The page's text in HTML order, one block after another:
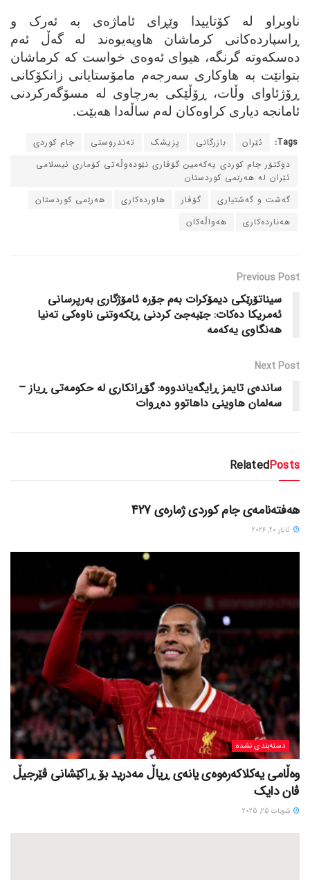
ناوبراو له‌ کۆتاییدا وێڕای ئاماژه‌ی به‌ ئه‌رک و
ڕاسپارده‌کانی کرماشان هاوپه‌یوه‌ند له‌ گه‌ڵ ئه‌م
ده‌سکه‌وته‌ گرنگه‌، هیوای ئه‌وه‌ی خواست که‌ کرماشان
بتوانێت به‌ هاوکاری سه‌رجه‌م مامۆستایانی زانکۆکانی
ڕۆژئاوای وڵات، ڕۆڵێکی به‌رچاوی له‌ مسۆگه‌رکردنی
ئامانجه‌ دیاری کراوه‌کان له‌م ساڵه‌دا هه‌بێت.
Tags: ئێران بازرگانی پزیشک ته‌ندروستی
جام کوردی
دوکتۆر جام کوردی یه‌که‌مین گۆڤاری نێوده‌وڵه‌تی کۆماری ئیسلامی
ئێران له‌ هه‌رێمی کوردستان
گه‌شت و گه‌شتیاری
گۆڤار هاورده‌کاری
هه‌رێمی کوردستان
هه‌نارده‌کاری
هه‌واڵه‌کان
Previous Post
سیناتۆرێکی دیمۆکرات به‌م جۆره‌ ئامۆژگاری به‌رپرسانی
ئه‌مریکا ده‌کات: جێبه‌جێ کردنی ڕێکه‌وتنی ناوه‌کی ته‌نیا
هه‌نگاوی یه‌که‌مه‌
Next Post
سانده‌ی تایمز ڕایگه‌یاندووه‌: گۆڕانکاری له‌ حکومه‌تی ڕیاز –
سه‌لمان هاوینی داهاتوو ده‌ڕوات
RelatedPosts
دسته‌بندی نشده
هەفتەنامەی جام کوردی ژمارەی 427
ئایار 20, 2026
دسته‌بندی نشده
وەڵامی یەکلاکەرەوەی یانەی ڕیاڵ مەدرید بۆ ڕاکێشانی ڤێرجیڵ
ڤان دایک
شوبات 25, 2025